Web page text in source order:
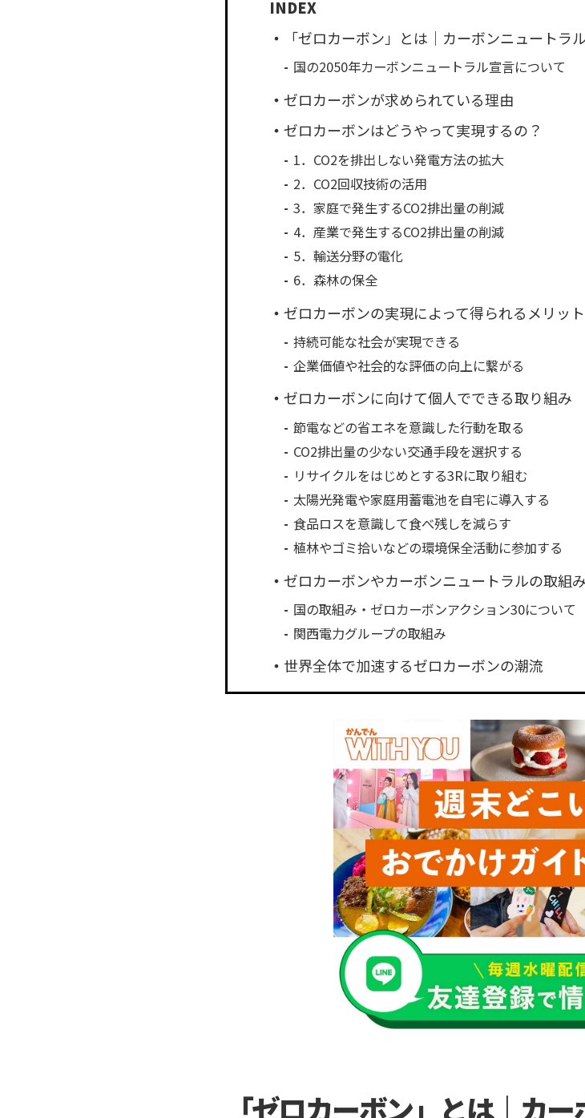
「ゼロカーボン」とは｜カーボンニュートラ
国の2050年カーボンニュートラル宣言について
ゼロカーボンが求められている理由
ゼロカーボンはどうやって実現するの？
1．CO2を排出しない発電方法の拡大
2．CO2回収技術の活用
3．家庭で発生するCO2排出量の削減
4．産業で発生するCO2排出量の削減
5．輸送分野の電化
6．森林の保全
ゼロカーボンの実現によって得られるメリット
持続可能な社会が実現できる
企業価値や社会的な評価の向上に繋がる
ゼロカーボンに向けて個人でできる取り組み
節電などの省エネを意識した行動を取る
CO2排出量の少ない交通手段を選択する
リサイクルをはじめとする3Rに取り組む
太陽光発電や家庭用蓄電池を自宅に導入する
食品ロスを意識して食べ残しを減らす
植林やゴミ拾いなどの環境保全活動に参加する
ゼロカーボンやカーボンニュートラルの取組
国の取組み・ゼロカーボンアクション30について
関西電力グループの取組み
世界全体で加速するゼロカーボンの潮流
「ゼロカーボン」とは｜カ